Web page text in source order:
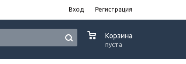
Вход Регистрация
Корзина
пуста